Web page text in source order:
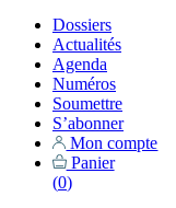
Dossiers
Actualités
Agenda
Numéros
Soumettre
S’abonner
Mon compte
Panier
(0)